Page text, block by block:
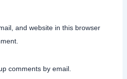
and website in this browser
comments by email.